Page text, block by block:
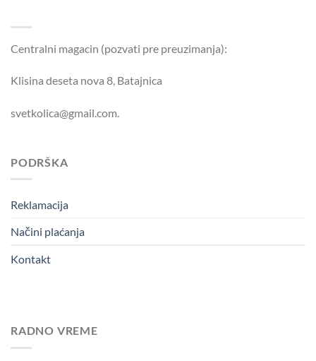
Centralni magacin (pozvati pre preuzimanja):
Klisina deseta nova 8, Batajnica
svetkolica@gmail.com.
PODRŠKA
Reklamacija
Načini plaćanja
Kontakt
RADNO VREME